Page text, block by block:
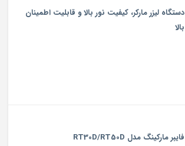
دستگاه لیزر مارکر، کیفیت نور بالا و قابلیت اطمینان
بالا
فایبر مارکینگ مدل RT30D/RT50D